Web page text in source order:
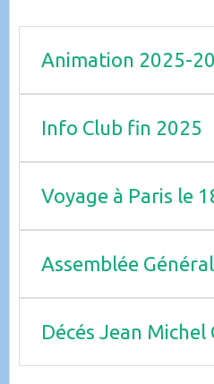
Animation 2025-
Info Club fin 2025
Voyage à Paris le
Assemblée
Décés Jean Michel